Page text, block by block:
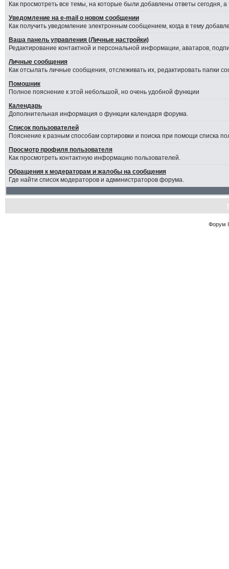
Как просмотреть все темы, на которые были добавлены ответы сегодня,
Уведомление на е-mail о новом сообщении
Как получить уведомление электронным сообщением, когда в тему
Ваша панель управления (Личные настройки)
Редактирование контактной и персональной информации, аватаров,
Личные сообщения
Как отсылать личные сообщения, отслеживать их, редактировать папки
Помошник
Полное пояснение к этой небольшой, но очень удобной функции
Календарь
Дополнительная информация о функции календаря форума.
Список пользователей
Пояснение к разным способам сортировки и поиска при помощи списка
Просмотр профиля пользователя
Как просмотреть контактную информацию пользователей.
Обращения к модераторам и жалобы на сообщения
Где найти список модераторов и администраторов форума.
Форум